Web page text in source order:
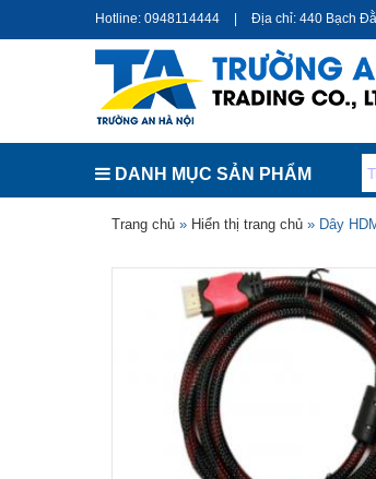
Hotline: 0948114444 Địa chỉ: 440 Bạch
DANH MỤC SẢN PHẨM
Bạn đang ở đây
Trang chủ » Hiển thị trang chủ » Dây